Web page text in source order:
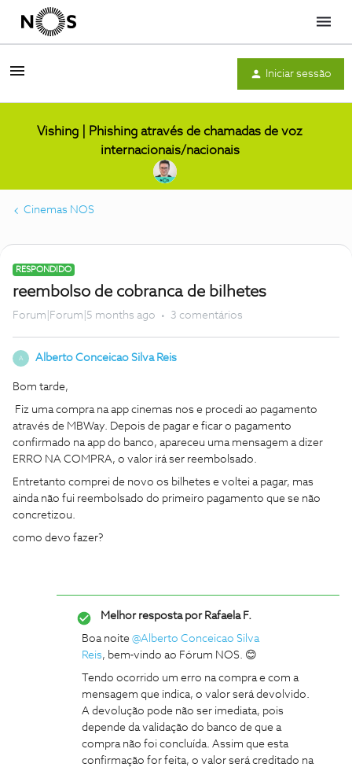
Menu
Iniciar sessão
Vishing | Phishing através de chamadas de voz
internacionais/nacionais
Cinemas NOS
RESPONDIDO
reembolso de cobranca de bilhetes
Forum|Forum|5 months ago 3 comentários
A Alberto Conceicao Silva Reis
Bom tarde,
Fiz uma compra na app cinemas nos e procedi ao pagamento
através de MBWay. Depois de pagar e ficar o pagamento
confirmado na app do banco, apareceu uma mensagem a dizer
ERRO NA COMPRA, o valor irá ser reembolsado.
Entretanto comprei de novo os bilhetes e voltei a pagar, mas
ainda não fui reembolsado do primeiro pagamento que se não
concretizou.
como devo fazer?
Melhor resposta porRafaela F.
Boa noite ​ @Alberto Conceicao Silva
Reis, bem‑vindo ao Fórum NOS. 😊
Tendo ocorrido um erro na compra e com a
mensagem que indica, o valor será devolvido.
A devolução pode não ser imediata, pois
depende da validação do banco de que a
compra não foi concluída. Assim que esta
confirmação for feita, o valor será creditado na